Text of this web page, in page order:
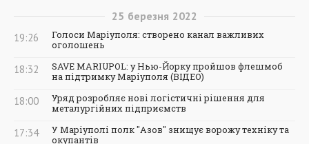
25 березня 2022
19:26
Голоси Маріуполя: створено канал важливих
оголошень
18:32
SAVE MARIUPOL: у Нью-Йорку пройшов флешмоб
на підтримку Маріуполя (ВІДЕО)
18:00
Уряд розробляє нові логістичні рішення для
металургійних підприємств
17:34
У Маріуполі полк "Азов" знищує ворожу техніку та
окупантів